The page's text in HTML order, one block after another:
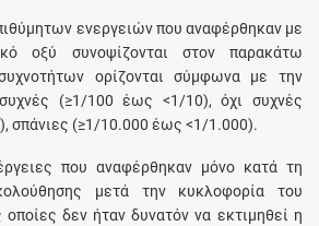
ενεργειών που αναφέρθηκαν με
οξύ συνοψίζονται στον παρακάτω
ορίζονται σύμφωνα με την
(≥1/100 έως <1/10), όχι συχνές
σπάνιες (≥1/10.000 έως <1/1.000).
που αναφέρθηκαν μόνο κατά τη
μετά την κυκλοφορία του
δεν ήταν δυνατόν να εκτιμηθεί η